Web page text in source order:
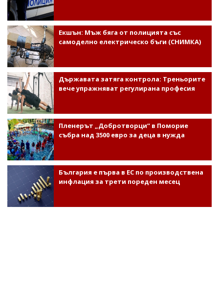
Екшън: Мъж бяга от полицията със
самоделно електрическо бъги (СНИМКА)
Държавата затяга контрола: Треньорите
вече упражняват регулирана професия
Пленерът „Добротворци“ в Поморие
събра над 3500 евро за деца в нужда
България е първа в ЕС по производствена
инфлация за трети пореден месец